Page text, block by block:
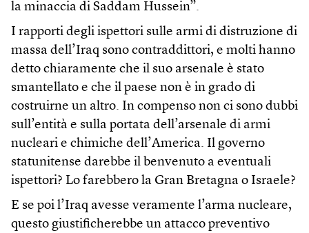
la minaccia di Saddam Hussein”.
I rapporti degli ispettori sulle armi di distruzione di
massa dell’Iraq sono contraddittori, e molti hanno
detto chiaramente che il suo arsenale è stato
smantellato e che il paese non è in grado di
costruirne un altro. In compenso non ci sono dubbi
sull’entità e sulla portata dell’arsenale di armi
nucleari e chimiche dell’America. Il governo
statunitense darebbe il benvenuto a eventuali
ispettori? Lo farebbero la Gran Bretagna o Israele?
E se poi l’Iraq avesse veramente l’arma nucleare,
questo giustificherebbe un attacco preventivo